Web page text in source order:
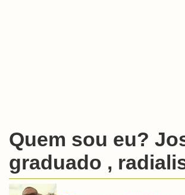
Quem sou eu?
graduado ,